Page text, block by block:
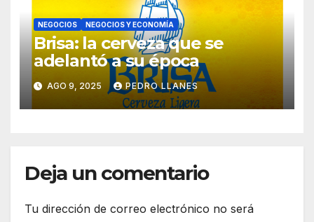
NEGOCIOS NEGOCIOS Y ECONOMÍA
Brisa: la cerveza que se
adelantó a su época
AGO 9, 2025 PEDRO LLANES
Deja un comentario
Tu dirección de correo electrónico no será